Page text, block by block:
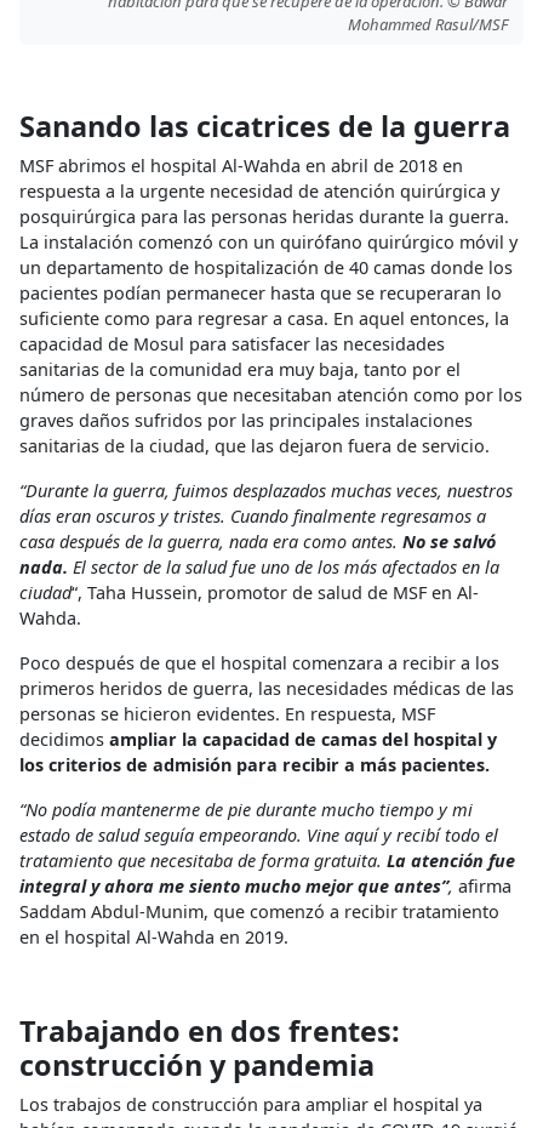
Mohammed Rasul/MSF
Sanando las cicatrices de la guerra
MSF abrimos el hospital Al-Wahda en abril de 2018 en
respuesta a la urgente necesidad de atención quirúrgica y
posquirúrgica para las personas heridas durante la guerra.
La instalación comenzó con un quirófano quirúrgico móvil y
un departamento de hospitalización de 40 camas donde los
pacientes podían permanecer hasta que se recuperaran lo
suficiente como para regresar a casa. En aquel entonces, la
capacidad de Mosul para satisfacer las necesidades
sanitarias de la comunidad era muy baja, tanto por el
número de personas que necesitaban atención como por los
graves daños sufridos por las principales instalaciones
sanitarias de la ciudad, que las dejaron fuera de servicio.
“Durante la guerra, fuimos desplazados muchas veces, nuestros
días eran oscuros y tristes. Cuando finalmente regresamos a
casa después de la guerra, nada era como antes. No se salvó
nada. El sector de la salud fue uno de los más afectados en la
ciudad“, Taha Hussein, promotor de salud de MSF en Al-
Wahda.
Poco después de que el hospital comenzara a recibir a los
primeros heridos de guerra, las necesidades médicas de las
personas se hicieron evidentes. En respuesta, MSF
decidimos ampliar la capacidad de camas del hospital y
los criterios de admisión para recibir a más pacientes.
“No podía mantenerme de pie durante mucho tiempo y mi
estado de salud seguía empeorando. Vine aquí y recibí todo el
tratamiento que necesitaba de forma gratuita. La atención fue
integral y ahora me siento mucho mejor que antes”, afirma
Saddam Abdul-Munim, que comenzó a recibir tratamiento
en el hospital Al-Wahda en 2019.
Trabajando en dos frentes:
construcción y pandemia
Los trabajos de construcción para ampliar el hospital ya